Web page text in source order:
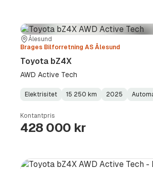
Sted:
Ålesund
Forhandler:
Brages Bilforretning AS Ålesund
Toyota bZ4X
AWD Active Tech
Fuel
Elektrisitet
Kilometerstand:
15 250 km
Model
2025
Gearbox
Kontantpris
428 000 kr